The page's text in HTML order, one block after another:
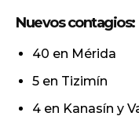
Nuevos contagios:
40 en Mérida
5 en Tizimín
4 en Kanasín y